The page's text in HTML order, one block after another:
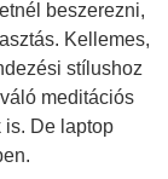
beszerezni,
Kellemes,
stílushoz
meditációs
is. De laptop